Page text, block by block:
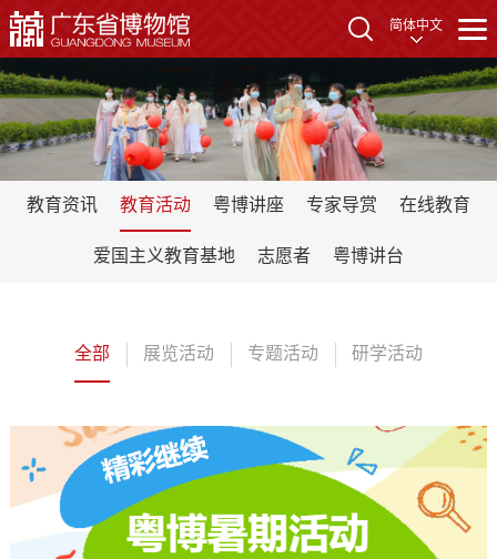
简体中文
教育资讯 教育活动 粤博讲座 专家导赏 在线教育
爱国主义教育基地 志愿者 粤博讲台
全部 展览活动 专题活动 研学活动